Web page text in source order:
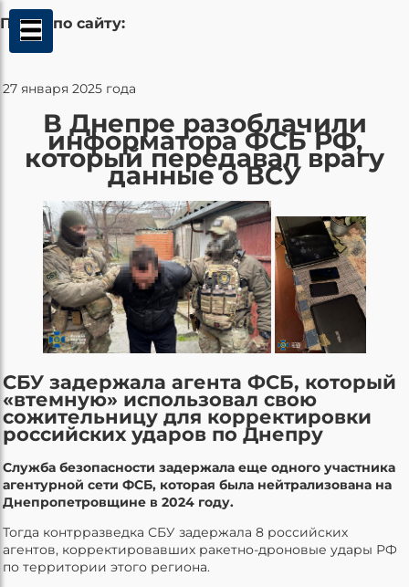
Поиск по сайту:
27 января 2025 года
В Днепре разоблачили
информатора ФСБ РФ,
который передавал врагу
данные о ВСУ
СБУ задержала агента ФСБ, который
«втемную» использовал свою
сожительницу для корректировки
российских ударов по Днепру
Служба безопасности задержала еще одного участника
агентурной сети ФСБ, которая была нейтрализована на
Днепропетровщине в 2024 году.
Тогда контрразведка СБУ задержала 8 российских
агентов, корректировавших ракетно-дроновые удары РФ
по территории этого региона.